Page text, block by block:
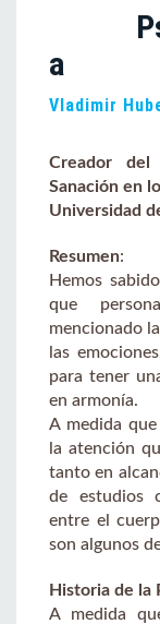
a
Vladimir
Creador
Sanación en
Universidad
Resumen:
Hemos
que
mencionado
las
para tener
en armonía.
A medida
la atención
tanto en
de estudios
entre el
son algunos
Historia de la
A medida